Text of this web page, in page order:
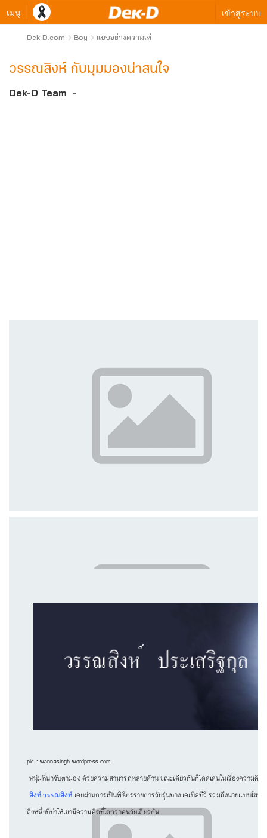
เมนู เข้าสู่ระบบ
Dek-D.com Boy แบบอย่างความเท่
วรรณสิงห์ กับมุมมองน่าสนใจ
Dek-D Team -
pic : wannasingh.wordpress.com
หนุ่มที่น่าจับตามอง ด้วยความสามารถหลายด้าน ขณะเดียวกันก็โดดเด่นในเรื่องความคิ
สิงห์ วรรณสิงห์ เคยผ่านการเป็นพิธีกรรายการวัยรุ่นทาง เคเบิลทีวี รวมถึงนายแบบโฆ
สิ่งหนึ่งที่ทำให้เขามีความคิดที่โตกว่าคนวัยเดียวกัน